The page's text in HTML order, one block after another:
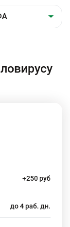
+250 руб
до 4 раб. дн.